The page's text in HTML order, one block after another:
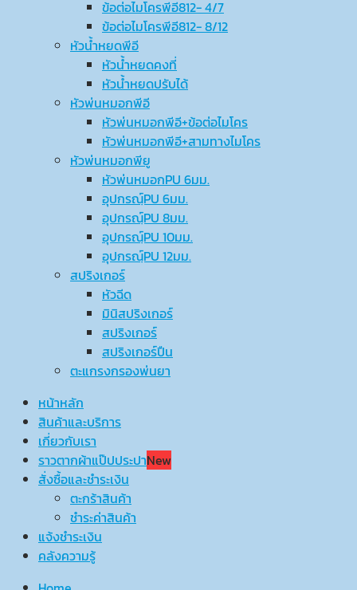
ข้อต่อไมโครพีอี812- 4/7
ข้อต่อไมโครพีอี812- 8/12
หัวน้ำหยดพีอี
หัวน้ำหยดคงที่
หัวน้ำหยดปรับได้
หัวพ่นหมอกพีอี
หัวพ่นหมอกพีอี+ข้อต่อไมโคร
หัวพ่นหมอกพีอี+สามทางไมโคร
หัวพ่นหมอกพียู
หัวพ่นหมอกPU 6มม.
อุปกรณ์ฺPU 6มม.
อุปกรณ์ฺPU 8มม.
อุปกรณ์ฺPU 10มม.
อุปกรณ์ฺPU 12มม.
สปริงเกอร์
หัวฉีด
มินิสปริงเกอร์
สปริงเกอร์
สปริงเกอร์ปืน
ตะแกรงกรองพ่นยา
หน้าหลัก
สินค้าและบริการ
เกี่ยวกับเรา
ราวตากผ้าแป๊ปประปาNew
สั่งซื้อและชำระเงิน
ตะกร้าสินค้า
ชำระค่าสินค้า
แจ้งชำระเงิน
คลังความรู้